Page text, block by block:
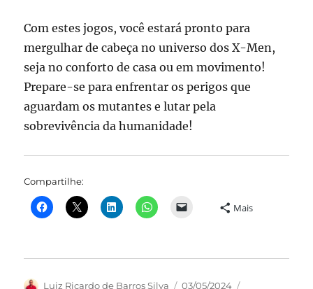
Com estes jogos, você estará pronto para
mergulhar de cabeça no universo dos X-Men,
seja no conforto de casa ou em movimento!
Prepare-se para enfrentar os perigos que
aguardam os mutantes e lutar pela
sobrevivência da humanidade!
Compartilhe:
Mais
Autor
Luiz Ricardo de Barros Silva Publicado
03/05/2024